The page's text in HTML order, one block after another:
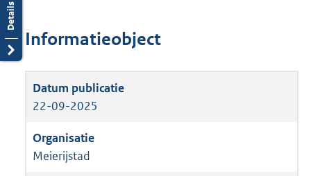
Informatieobject
22-09-2025
Meierijstad